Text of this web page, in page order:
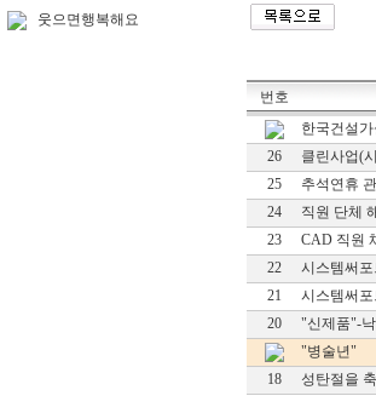
웃으면행복해요
번호
한국건설
26
클린사업(
25
추석연휴
24
직원 단체
23
CAD 직원
22
시스템써
21
시스템써포
20
"신제품"-
"병술년"
18
성탄절을